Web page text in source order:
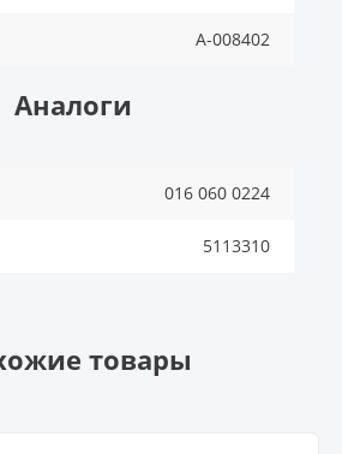
A-008402
Аналоги
016 060 0224
5113310
товары